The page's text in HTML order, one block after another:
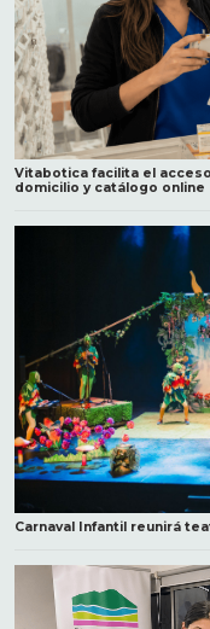
Vitabotica facilita el
domicilio y catálogo online
Carnaval Infantil reunirá